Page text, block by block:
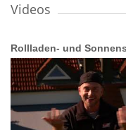
Videos